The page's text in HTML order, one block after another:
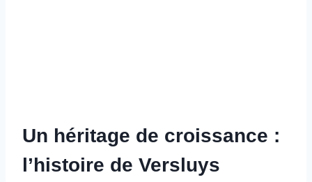
Un héritage de croissance :
l’histoire de Versluys